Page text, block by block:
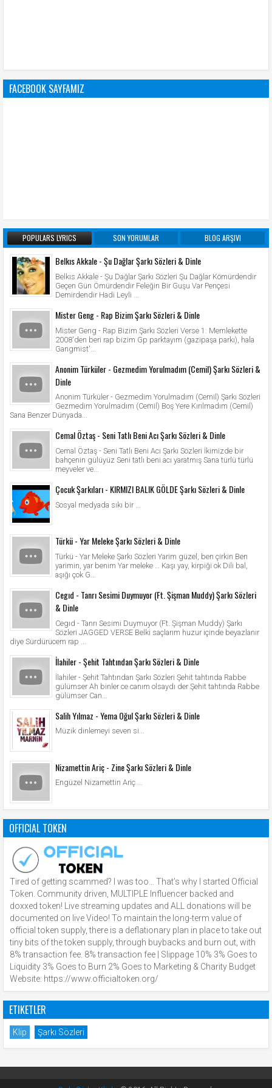
FACEBOOK SAYFAMIZ
POPULARS LYRICS SON YORUMLAR BLOG ARŞIVI
Belkıs Akkale - Şu Dağlar Şarkı Sözleri & Dinle
Belkıs Akkale - Şu Dağlar Şarkı Sözleri Şu Dağlar Kömürdendir
Geçen Gün Ömürdendir Feleğin Bir Guşu Var Pençesi
Demirdendir Hadi Leyli ...
Mister Geng - Rap Bizim Şarkı Sözleri & Dinle
Mister Geng - Rap Bizim Şarkı Sözleri Verse 1: Memlekette
2008'den beri rap bizim Gp parktayım (gazipaşa parkı), hala
Gangmist'...
Anonim Türküler - Gezmedim Yorulmadım (Cemil) Şarkı Sözleri &
Dinle
Anonim Türküler - Gezmedim Yorulmadım (Cemil) Şarkı Sözleri
Gezmedim Yorulmadım (Cemil) Boş Yere Kırılmadım (Cemil)
Sana Benzer Dünyada...
Cemal Öztaş - Seni Tatlı Beni Acı Şarkı Sözleri & Dinle
Cemal Öztaş - Seni Tatlı Beni Acı Şarkı Sözleri İkimizde bir
bahçenin gülüyüz Seni tatlı beni acı yaratmış Sana türlü türlü
meyveler ve...
Çocuk Şarkıları - KIRMIZI BALIK GÖLDE Şarkı Sözleri & Dinle
Sosyal medyada sıkı bir ...
Türkü - Yar Meleke Şarkı Sözleri & Dinle
Türkü - Yar Meleke Şarkı Sözleri Yarim güzel, ben çirkin Ben
yarimin, yar benim Yar meleke … Kaşı yay, kirpiği ok Dili bal,
aşığı çok G...
Cegıd - Tanrı Sesimi Duymuyor (Ft. Şişman Muddy) Şarkı Sözleri
& Dinle
Cegıd - Tanrı Sesimi Duymuyor (Ft. Şişman Muddy) Şarkı
Sözleri JAGGED VERSE Belki saçlarım huzur içinde beyazlanır
diye Sürdürücem rap ...
İlahiler - Şehit Tahtından Şarkı Sözleri & Dinle
İlahiler - Şehit Tahtından Şarkı Sözleri Şehit tahtında Rabbe
gülümser Ah binler ce canım olsaydı der Şehit tahtında Rabbe
gülümser Can...
Salih Yılmaz - Yema Oğul Şarkı Sözleri & Dinle
Müzik dinlemeyi seven si...
Nizamettin Ariç - Zine Şarkı Sözleri & Dinle
Engüzel Nizamettin Ariç ...
OFFICIAL TOKEN
Tired of getting scammed? I was too… That’s why I started Official
Token. Community driven, MULTIPLE Influencer backed and
doxxed token! Live streaming updates and ALL donations will be
documented on live Video! To maintain the long-term value of
official token supply, there is a deflationary plan in place to take out
tiny bits of the token supply, through buybacks and burn out, with
8% transaction fee. 8% transaction fee | Slippage 10% 3% Goes to
Liquidity 3% Goes to Burn 2% Goes to Marketing & Charity Budget
Website: https://www.officialtoken.org/
ETIKETLER
Klip Şarkı Sözleri